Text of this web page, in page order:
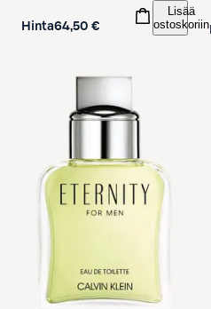
Hinta64,50 €
Lisää
ostoskoriin